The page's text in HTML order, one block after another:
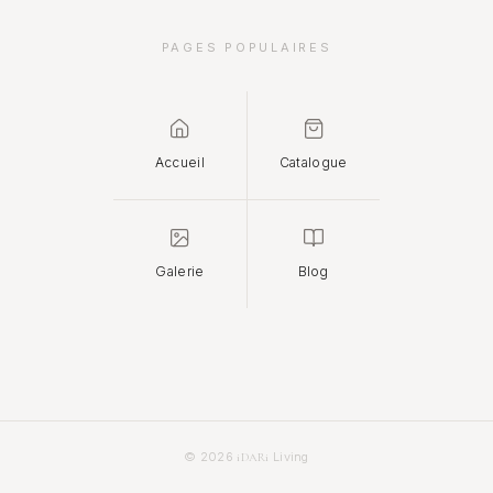
PAGES POPULAIRES
Accueil Catalogue
Galerie Blog
© 2026 iDARi Living